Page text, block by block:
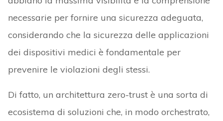
lavorano insieme per garantire – come già
precedentemente accennato – che nessun utente
o dispositivo sia considerato attendibile per
impostazione predefinita dall’interno o
dall’esterno della rete. Pertanto, le organizzazioni
sanitarie, per proteggere le applicazioni dei
dispositivi medici, dovranno garantire: